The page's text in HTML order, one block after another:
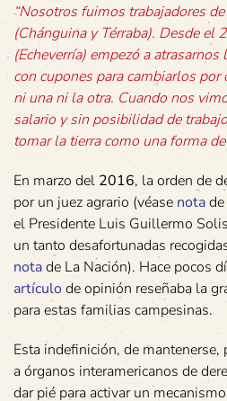
“Nosotros fuimos trabajadores
(Chánguina y Térraba). Desde el
(Echeverría) empezó a
con cupones para cambiarlos
ni una ni la otra. Cuando nos
salario y sin posibilidad de
tomar la tierra como una forma
En marzo del 2016, la orden de
por un juez agrario (véase nota
el Presidente Luis Guillermo
un tanto desafortunadas
notade La Nación). Hace pocos
artículo de opinión reseñaba la
para estas familias campesinas.
Esta indefinición, de mantenerse,
a órganos interamericanos de
dar pié para activar un